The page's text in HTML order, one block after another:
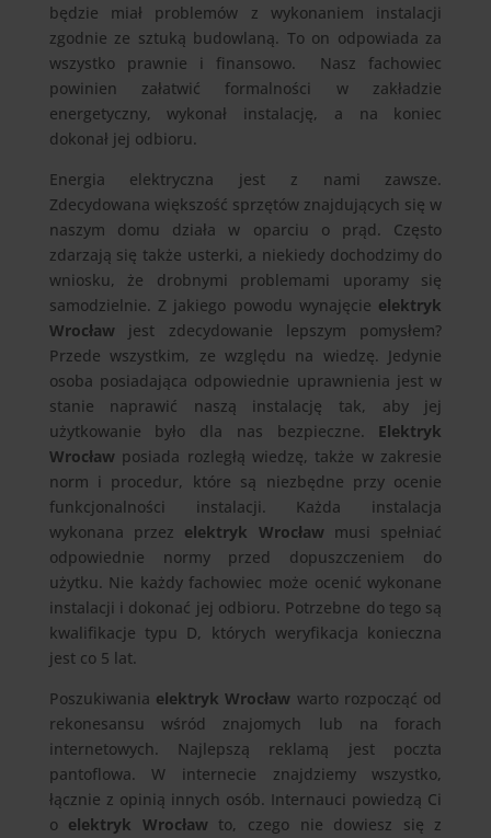
będzie miał problemów z wykonaniem instalacji
zgodnie ze sztuką budowlaną. To on odpowiada za
wszystko prawnie i finansowo. Nasz fachowiec
powinien załatwić formalności w zakładzie
energetyczny, wykonał instalację, a na koniec
dokonał jej odbioru.
Energia elektryczna jest z nami zawsze.
Zdecydowana większość sprzętów znajdujących się w
naszym domu działa w oparciu o prąd. Często
zdarzają się także usterki, a niekiedy dochodzimy do
wniosku, że drobnymi problemami uporamy się
samodzielnie. Z jakiego powodu wynajęcie elektryk
Wrocław jest zdecydowanie lepszym pomysłem?
Przede wszystkim, ze względu na wiedzę. Jedynie
osoba posiadająca odpowiednie uprawnienia jest w
stanie naprawić naszą instalację tak, aby jej
użytkowanie było dla nas bezpieczne. Elektryk
Wrocław posiada rozległą wiedzę, także w zakresie
norm i procedur, które są niezbędne przy ocenie
funkcjonalności instalacji. Każda instalacja
wykonana przez elektryk Wrocław musi spełniać
odpowiednie normy przed dopuszczeniem do
użytku. Nie każdy fachowiec może ocenić wykonane
instalacji i dokonać jej odbioru. Potrzebne do tego są
kwalifikacje typu D, których weryfikacja konieczna
jest co 5 lat.
Poszukiwania elektryk Wrocław warto rozpocząć od
rekonesansu wśród znajomych lub na forach
internetowych. Najlepszą reklamą jest poczta
pantoflowa. W internecie znajdziemy wszystko,
łącznie z opinią innych osób. Internauci powiedzą Ci
o elektryk Wrocław to, czego nie dowiesz się z